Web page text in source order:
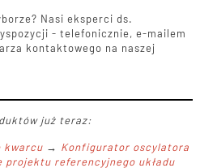
Nasi eksperci ds.
- telefonicznie, e-mailem
kontaktowego na naszej
już teraz:
kwarcu → Konfigurator oscylatora
projektu referencyjnego układu